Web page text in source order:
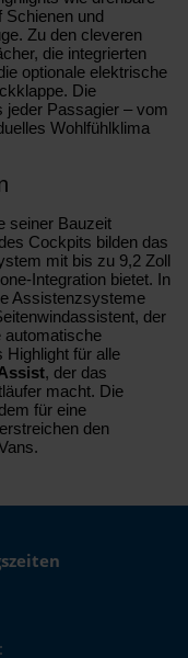
Schienen und
Zu den cleveren
die integrierten
optionale elektrische
Die
jeder Passagier – vom
Wohlfühlklima
seiner Bauzeit
Cockpits bilden das
mit bis zu 9,2 Zoll
Integration bietet. In
Assistenzsysteme
der
automatische
Highlight für alle
, der das
macht. Die
für eine
den